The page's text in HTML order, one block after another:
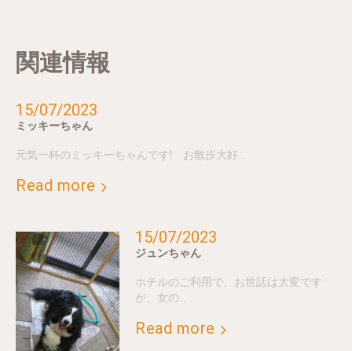
関連情報
15/07/2023
ミッキーちゃん
元気一杯のミッキーちゃんです! お散歩大好…
Read more
15/07/2023
ジュンちゃん
ホテルのご利用で、お世話は大変です
が、女の…
Read more